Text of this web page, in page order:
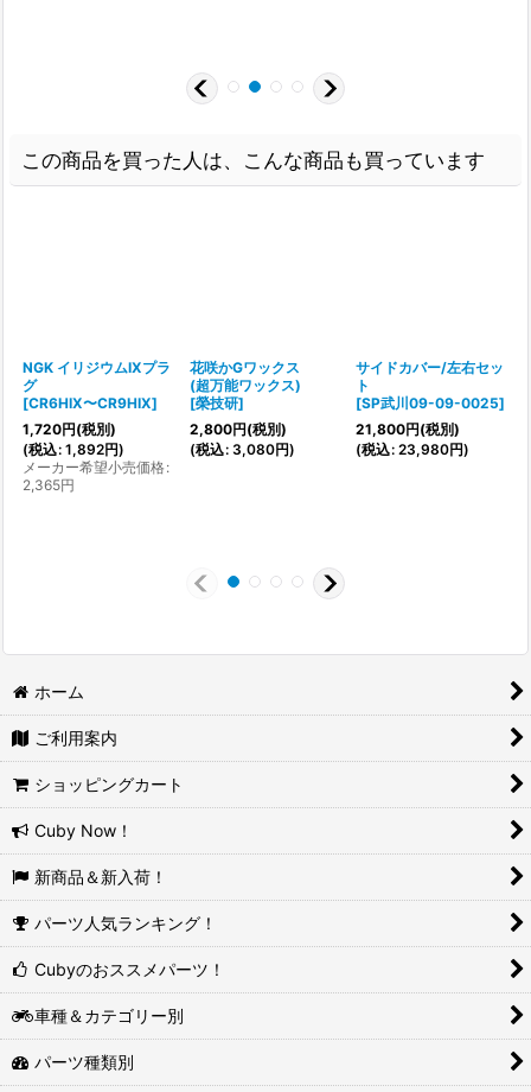
この商品を買った人は、こんな商品も買っています
NGK イリジウムIXプラ
グ
[CR6HIX〜CR9HIX]
1,720円(税別)
(税込: 1,892円)
メーカー希望小売価格:
2,365円
花咲かGワックス
(超万能ワックス)
[榮技研]
2,800円(税別)
(税込: 3,080円)
サイドカバー/左右セッ
ト
[SP武川09-09-0025]
21,800円(税別)
(税込: 23,980円)
ホーム
ご利用案内
ショッピングカート
Cuby Now！
新商品＆新入荷！
パーツ人気ランキング！
Cubyのおススメパーツ！
車種＆カテゴリー別
パーツ種類別